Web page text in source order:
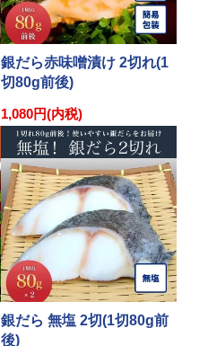
銀だら赤味噌漬け 2切れ(1
切80g前後)
1,080円(内税)
銀だら 無塩 2切(1切80g前
後)